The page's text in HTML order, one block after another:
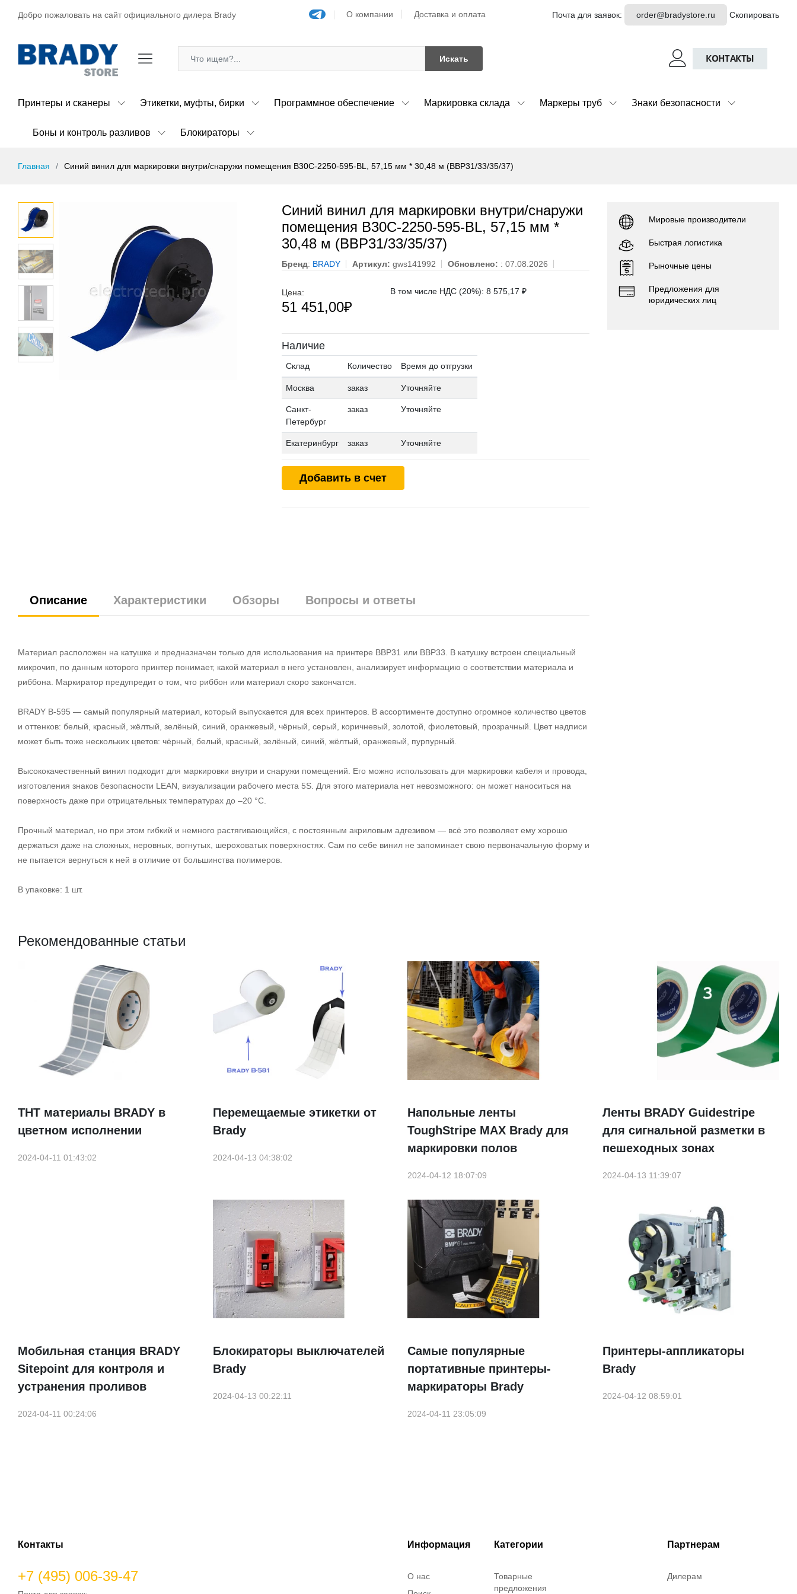
Добро пожаловать на сайт официального дилера Brady О компании Доставка и оплата Почта для заявок: order@bradystore.ru Скопировать
Искать КОНТАКТЫ
Принтеры и сканеры Этикетки, муфты, бирки Программное обеспечение Маркировка склада Маркеры труб Знаки безопасности
Боны и контроль разливов Блокираторы
Главная Синий винил для маркировки внутри/снаружи помещения B30C-2250-595-BL, 57,15 мм * 30,48 м (BBP31/33/35/37)
Синий винил для маркировки внутри/снаружи
помещения B30C-2250-595-BL, 57,15 мм *
30,48 м (BBP31/33/35/37)
Бренд: BRADY Артикул: gws141992 Обновлено: : 07.08.2026
Цена:
51 451,00₽
В том числе НДС (20%): 8 575,17 ₽
Наличие
Склад Количество Время до отгрузки
Москва заказ Уточняйте
Санкт-
Петербург
заказ Уточняйте
Екатеринбург заказ Уточняйте
Добавить в счет
Описание Характеристики Обзоры Вопросы и ответы
Материал расположен на катушке и предназначен только для использования на принтере BBP31 или BBP33. В катушку встроен специальный
микрочип, по данным которого принтер понимает, какой материал в него установлен, анализирует информацию о соответствии материала и
риббона. Маркиратор предупредит о том, что риббон или материал скоро закончатся.
BRADY B-595 — самый популярный материал, который выпускается для всех принтеров. В ассортименте доступно огромное количество цветов
и оттенков: белый, красный, жёлтый, зелёный, синий, оранжевый, чёрный, серый, коричневый, золотой, фиолетовый, прозрачный. Цвет надписи
может быть тоже нескольких цветов: чёрный, белый, красный, зелёный, синий, жёлтый, оранжевый, пурпурный.
Высококачественный винил подходит для маркировки внутри и снаружи помещений. Его можно использовать для маркировки кабеля и провода,
изготовления знаков безопасности LEAN, визуализации рабочего места 5S. Для этого материала нет невозможного: он может наноситься на
поверхность даже при отрицательных температурах до –20 °С.
Прочный материал, но при этом гибкий и немного растягивающийся, с постоянным акриловым адгезивом — всё это позволяет ему хорошо
держаться даже на сложных, неровных, вогнутых, шероховатых поверхностях. Сам по себе винил не запоминает свою первоначальную форму и
не пытается вернуться к ней в отличие от большинства полимеров.
В упаковке: 1 шт.
Мировые производители
Быстрая логистика
Рыночные цены
Предложения для
юридических лиц
Рекомендованные статьи
THT материалы BRADY в
цветном исполнении
2024-04-11 01:43:02
Перемещаемые этикетки от
Brady
2024-04-13 04:38:02
Напольные ленты
ToughStripe MAX Brady для
маркировки полов
2024-04-12 18:07:09
Ленты BRADY Guidestripe
для сигнальной разметки в
пешеходных зонах
2024-04-13 11:39:07
Мобильная станция BRADY
Sitepoint для контроля и
устранения проливов
2024-04-11 00:24:06
Блокираторы выключателей
Brady
2024-04-13 00:22:11
Самые популярные
портативные принтеры-
маркираторы Brady
2024-04-11 23:05:09
Принтеры-аппликаторы
Brady
2024-04-12 08:59:01
Контакты
+7 (495) 006-39-47
Информация
О нас
Категории
Товарные
предложения
Партнерам
Дилерам